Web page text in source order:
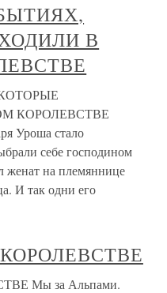
В
КОРОЛЕВСТВЕ
Уроша стало
себе господином
женат на племяннице
И так одни его
Мы за Альпами.